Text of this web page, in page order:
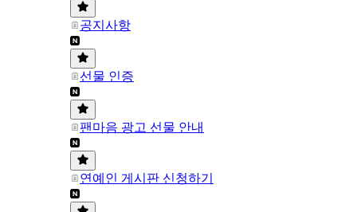
공지사항
선물 인증
팬마음 광고 선물 안내
연예인 게시판 신청하기